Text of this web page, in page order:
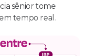
sênior tome
tempo real.